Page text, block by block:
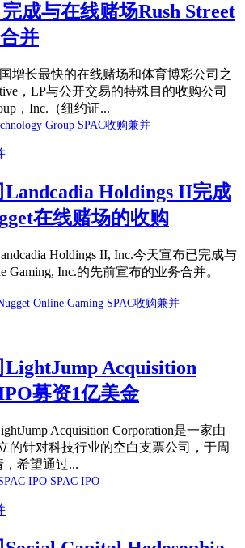
成与在线赌场Rush Street
并
增长最快的在线赌场和体育博彩公司之
，LP与公开交易的特殊目的收购公司
，Inc.（纽约证...
Group SPAC收购兼并
Holdings II完成
在线赌场的收购
Holdings II, Inc.今天宣布已完成与
Gaming, Inc.的先前宣布的业务合并。
Online Gaming SPAC收购兼并
LightJump Acquisition
募资1亿美金
Acquisition Corporation是一家由
的针对科技行业的空白支票公司，于周
，希望通过...
IPO SPAC IPO